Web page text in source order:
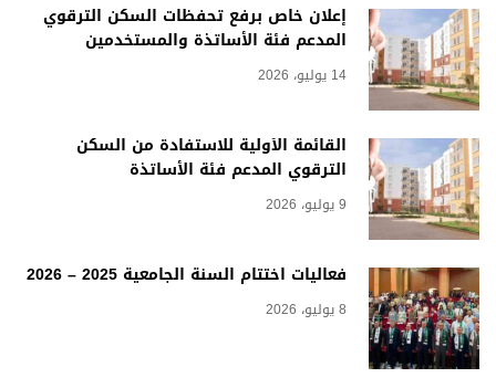
إعلان خاص برفع تحفظات السكن الترقوي
المدعم فئة الأساتذة والمستخدمين
14 يوليو، 2026
القائمة الأولية للاستفادة من السكن
الترقوي المدعم فئة الأساتذة
9 يوليو، 2026
فعاليات اختتام السنة الجامعية 2025 – 2026
8 يوليو، 2026